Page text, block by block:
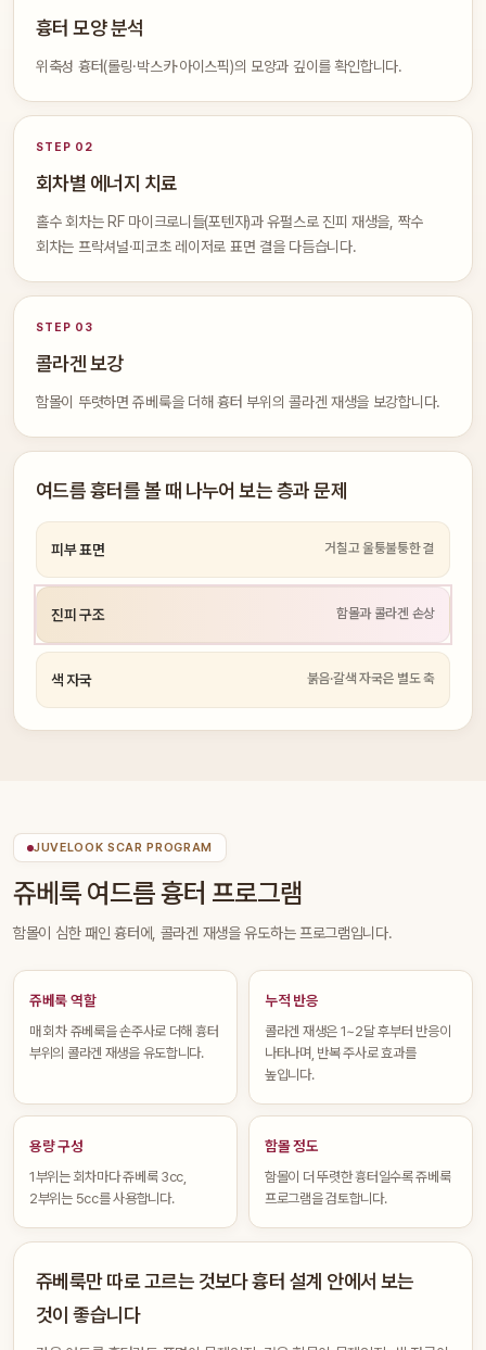
흉터 모양 분석
위축성 흉터(롤링·박스카·아이스픽)의 모양과 깊이를 확인합니다.
STEP 02
회차별 에너지 치료
홀수 회차는 RF 마이크로니들(포텐자)과 유펄스로 진피 재생을, 짝수
회차는 프락셔널·피코초 레이저로 표면 결을 다듬습니다.
STEP 03
콜라겐 보강
함몰이 뚜렷하면 쥬베룩을 더해 흉터 부위의 콜라겐 재생을 보강합니다.
여드름 흉터를 볼 때 나누어 보는 층과 문제
피부 표면 거칠고 울퉁불퉁한 결
진피 구조 함몰과 콜라겐 손상
색 자국 붉음·갈색 자국은 별도 축
JUVELOOK SCAR PROGRAM
쥬베룩 여드름 흉터 프로그램
함몰이 심한 패인 흉터에, 콜라겐 재생을 유도하는 프로그램입니다.
쥬베룩 역할
매 회차 쥬베룩을 손주사로 더해 흉터
부위의 콜라겐 재생을 유도합니다.
누적 반응
콜라겐 재생은 1~2달 후부터 반응이
나타나며, 반복 주사로 효과를
높입니다.
용량 구성
1부위는 회차마다 쥬베룩 3cc,
2부위는 5cc를 사용합니다.
함몰 정도
함몰이 더 뚜렷한 흉터일수록 쥬베룩
프로그램을 검토합니다.
쥬베룩만 따로 고르는 것보다 흉터 설계 안에서 보는
것이 좋습니다